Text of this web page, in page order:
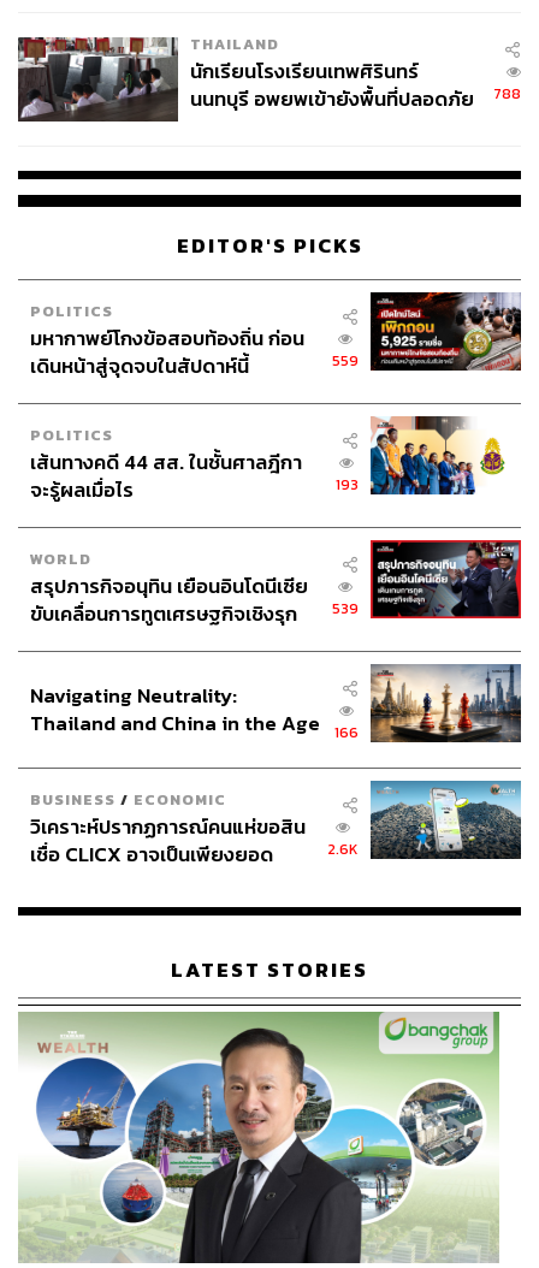
จ่ายหนี้-แอบระบุแบรนด์
THAILAND
นักเรียนโรงเรียนเทพศิรินทร์
นนทบุรี อพยพเข้ายังพื้นที่ปลอดภัย
788
EDITOR'S PICKS
POLITICS
มหากาพย์โกงข้อสอบท้องถิ่น ก่อน
เดินหน้าสู่จุดจบในสัปดาห์นี้
559
POLITICS
เส้นทางคดี 44 สส. ในชั้นศาลฎีกา
จะรู้ผลเมื่อไร
193
WORLD
สรุปภารกิจอนุทิน เยือนอินโดนีเซีย
ขับเคลื่อนการทูตเศรษฐกิจเชิงรุก
539
Navigating Neutrality:
Thailand and China in the Age
166
BUSINESS / ECONOMIC
วิเคราะห์ปรากฏการณ์คนแห่ขอสิน
เชื่อ CLICX อาจเป็นเพียงยอด
เรือนไทยที่ถูกซุกไว้
2.6K
LATEST STORIES